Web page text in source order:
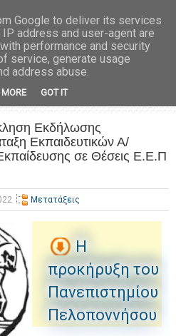
Εκδήλωσης
Εκπαιδευτικών Α/
σε Θέσεις Ε.Ε.Π
Μετατάξεις
Η
προκήρυξη του
Πανεπιστημίου
Πελοποννήσου
Google to deliver its services
address and user-agent are
performance and security
service, generate usage
address abuse.
GOT IT